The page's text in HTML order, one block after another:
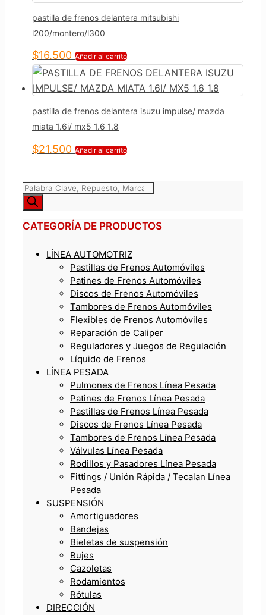
pastilla de frenos delantera mitsubishi
l200/montero/l300
$16.500 Añadir al carrito
pastilla de frenos delantera isuzu impulse/ mazda
miata 1.6i/ mx5 1.6 1.8
$21.500 Añadir al carrito
Búsqueda
de
productos
CATEGORÍA DE PRODUCTOS
LÍNEA AUTOMOTRIZ
Pastillas de Frenos Automóviles
Patines de Frenos Automóviles
Discos de Frenos Automóviles
Tambores de Frenos Automóviles
Flexibles de Frenos Automóviles
Reparación de Caliper
Reguladores y Juegos de Regulación
Líquido de Frenos
LÍNEA PESADA
Pulmones de Frenos Línea Pesada
Patines de Frenos Línea Pesada
Pastillas de Frenos Línea Pesada
Discos de Frenos Línea Pesada
Tambores de Frenos Línea Pesada
Válvulas Línea Pesada
Rodillos y Pasadores Línea Pesada
Fittings / Unión Rápida / Tecalan Línea
Pesada
SUSPENSIÓN
Amortiguadores
Bandejas
Bieletas de suspensión
Bujes
Cazoletas
Rodamientos
Rótulas
DIRECCIÓN